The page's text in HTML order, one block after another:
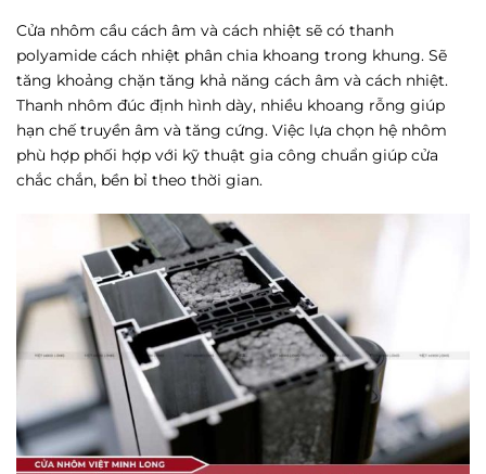
Cửa nhôm cầu cách âm và cách nhiệt sẽ có thanh
polyamide cách nhiệt phân chia khoang trong khung. Sẽ
tăng khoảng chặn tăng khả năng cách âm và cách nhiệt.
Thanh nhôm đúc định hình dày, nhiều khoang rỗng giúp
hạn chế truyền âm và tăng cứng. Việc lựa chọn hệ nhôm
phù hợp phối hợp với kỹ thuật gia công chuẩn giúp cửa
chắc chắn, bền bỉ theo thời gian.